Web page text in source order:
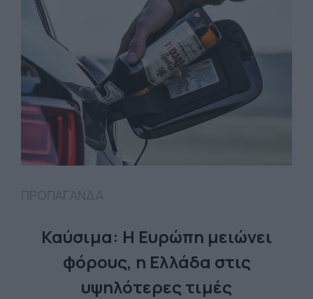
Καύσιμα: Η Ευρώπη μειώνει
φόρους, η Ελλάδα στις
υψηλότερες τιμές